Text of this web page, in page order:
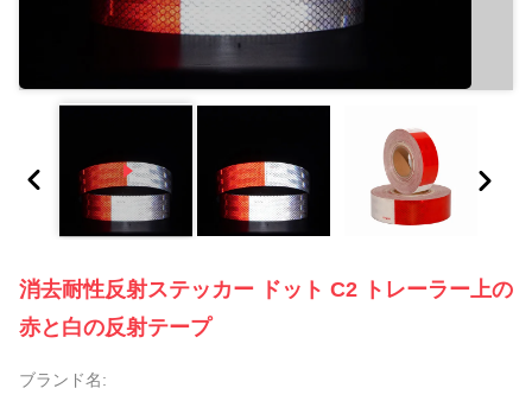
消去耐性反射ステッカー ドット C2 トレーラー上の
赤と白の反射テープ
ブランド名: